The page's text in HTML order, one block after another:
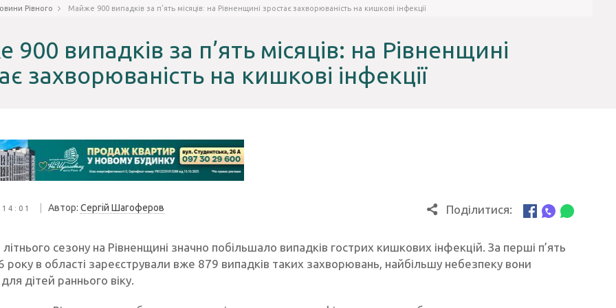
Рівного Майже 900 випадків за п’ять місяців: на Рівненщині зростає захворюваність на кишкові інфекції
випадків за п’ять місяців: на Рівненщині
захворюваність на кишкові інфекції
Автор: Сергій Шагоферов Поділитися:
сезону на Рівненщині значно побільшало випадків гострих кишкових інфекцій. За перші п’ять
року в області зареєстрували вже 879 випадків таких захворювань, найбільшу небезпеку вони
дітей раннього віку.